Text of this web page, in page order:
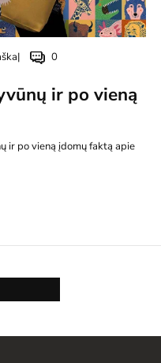
0
ir po vieną
ir po vieną įdomų faktą apie